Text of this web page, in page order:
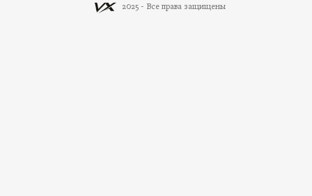
2025 - Все права защищены